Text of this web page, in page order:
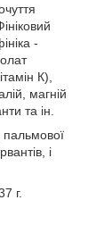
-
К),
магній
та ін.
пальмової
і
г.